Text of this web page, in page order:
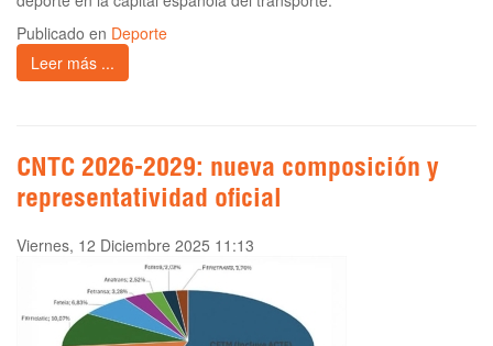
Publicado en Deporte
Leer más ...
CNTC 2026-2029: nueva composición y
representatividad oficial
Viernes, 12 Diciembre 2025 11:13